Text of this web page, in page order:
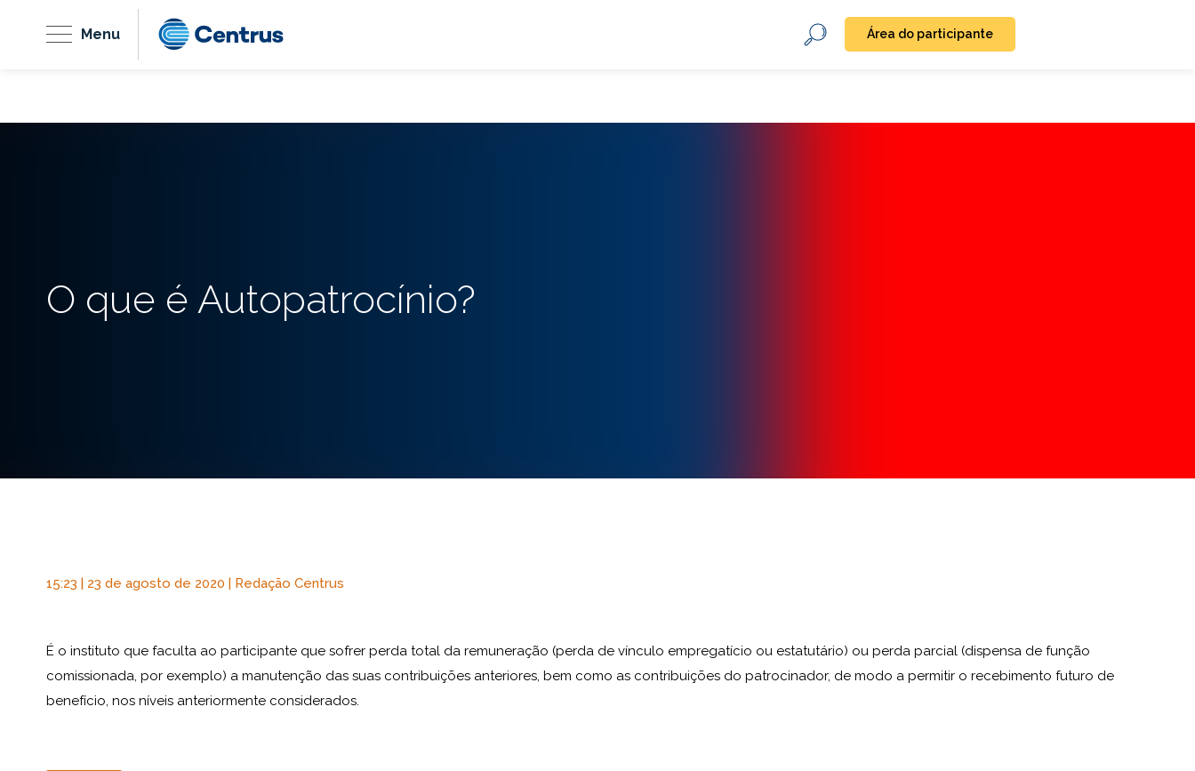
Menu Área do participante
O que é Autopatrocínio?
15:23 | 23 de agosto de 2020 | Redação Centrus
É o instituto que faculta ao participante que sofrer perda total da remuneração (perda de vínculo empregatício ou estatutário) ou perda parcial (dispensa de função
comissionada, por exemplo) a manutenção das suas contribuições anteriores, bem como as contribuições do patrocinador, de modo a permitir o recebimento futuro de
benefício, nos níveis anteriormente considerados.